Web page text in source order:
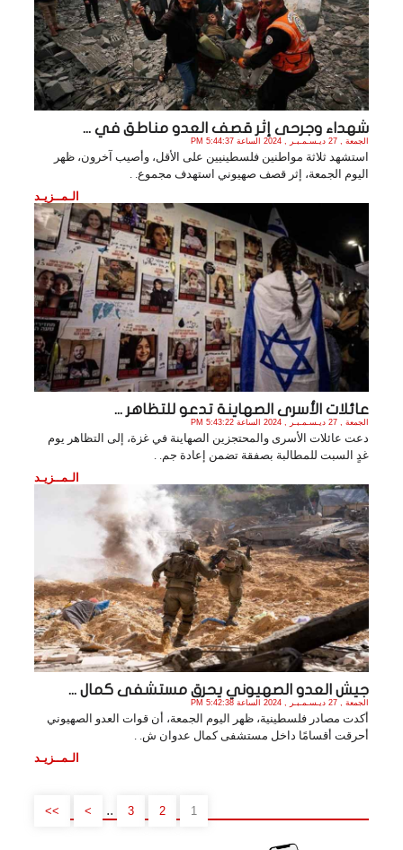
شهداء وجرحى إثر قصف العدو مناطق في ...
الجمعة , 27 ديـسـمـبـر , 2024 الساعة 5:44:37 PM
استشهد ثلاثة مواطنين فلسطينيين على الأقل، وأصيب آخرون، ظهر
اليوم الجمعة، إثر قصف صهيوني استهدف مجموع. .
الـمــزيـد
عائلات الأسرى الصهاينة تدعو للتظاهر ...
الجمعة , 27 ديـسـمـبـر , 2024 الساعة 5:43:22 PM
دعت عائلات الأسرى والمحتجزين الصهاينة في غزة، إلى التظاهر يوم
غدٍ السبت للمطالبة بصفقة تضمن إعادة جم. .
الـمــزيـد
جيش العدو الصهيوني يحرق مستشفى كمال ...
الجمعة , 27 ديـسـمـبـر , 2024 الساعة 5:42:38 PM
أكدت مصادر فلسطينية، ظهر اليوم الجمعة، أن قوات العدو الصهيوني
أحرقت أقسامًا داخل مستشفى كمال عدوان ش. .
الـمــزيـد
1
2
3
..
>
>>